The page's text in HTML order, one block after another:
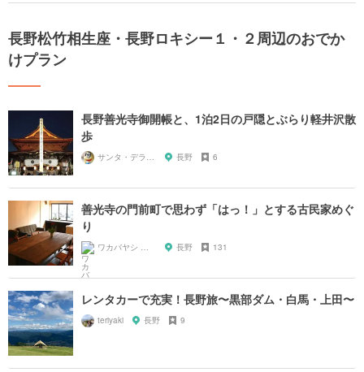
長野松竹相生座・長野ロキシー１・２周辺のおでか
けプラン
長野善光寺御開帳と、1泊2日の戸隠とぶらり軽井沢散
歩
サンタ・デラックス 長野 6
善光寺の門前町で思わず「はっ！」とする古民家めぐ
り
ワカバヤシ ヒロアキ 長野 131
レンタカーで充実！長野旅〜黒部ダム・白馬・上田〜
teriyaki 長野 9